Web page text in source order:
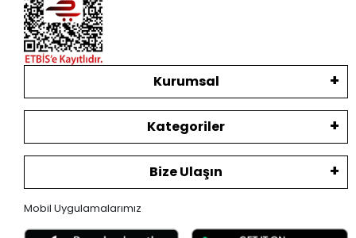
Kurumsal
Kategoriler
Bize Ulaşın
Mobil Uygulamalarımız